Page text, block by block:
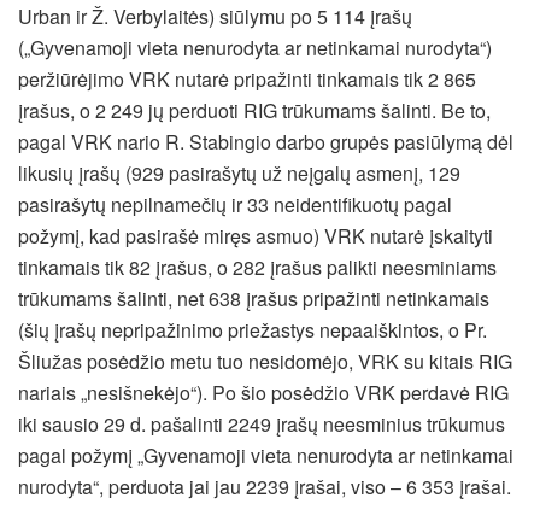
Urban ir Ž. Verbylaitės) siūlymu po 5 114 įrašų
(„Gyvenamoji vieta nenurodyta ar netinkamai nurodyta“)
peržiūrėjimo VRK nutarė pripažinti tinkamais tik 2 865
įrašus, o 2 249 jų perduoti RIG trūkumams šalinti. Be to,
pagal VRK nario R. Stabingio darbo grupės pasiūlymą dėl
likusių įrašų (929 pasirašytų už neįgalų asmenį, 129
pasirašytų nepilnamečių ir 33 neidentifikuotų pagal
požymį, kad pasirašė miręs asmuo) VRK nutarė įskaityti
tinkamais tik 82 įrašus, o 282 įrašus palikti neesminiams
trūkumams šalinti, net 638 įrašus pripažinti netinkamais
(šių įrašų nepripažinimo priežastys nepaaiškintos, o Pr.
Šliužas posėdžio metu tuo nesidomėjo, VRK su kitais RIG
nariais „nesišnekėjo“). Po šio posėdžio VRK perdavė RIG
iki sausio 29 d. pašalinti 2249 įrašų neesminius trūkumus
pagal požymį „Gyvenamoji vieta nenurodyta ar netinkamai
nurodyta“, perduota jai jau 2239 įrašai, viso – 6 353 įrašai.